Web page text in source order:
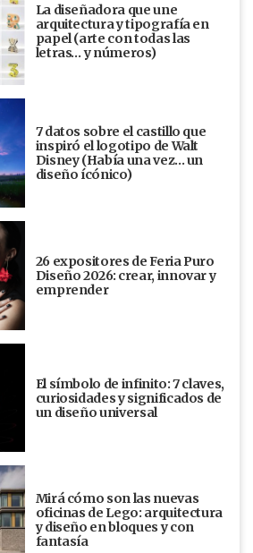
La diseñadora que une
arquitectura y tipografía en
papel (arte con todas las
letras… y números)
7 datos sobre el castillo que
inspiró el logotipo de Walt
Disney (Había una vez... un
diseño ícónico)
26 expositores de Feria Puro
Diseño 2026: crear, innovar y
emprender
El símbolo de infinito: 7 claves,
curiosidades y significados de
un diseño universal
Mirá cómo son las nuevas
oficinas de Lego: arquitectura
y diseño en bloques y con
fantasía